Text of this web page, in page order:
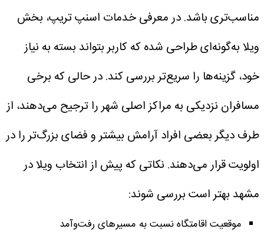
مناسب‌تری باشد.در معرفی خدمات اسنپ تریپ، بخش
ویلا به‌گونه‌ای طراحی شده که کاربر بتواند بسته به نیاز
خود، گزینه‌ها را سریع‌تر بررسی کند. در حالی که برخی
مسافران نزدیکی به مراکز اصلی شهر را ترجیح می‌دهند، از
طرف دیگر بعضی افراد آرامش بیشتر و فضای بزرگ‌تر را در
اولویت قرار می‌دهند. نکاتی که پیش از انتخاب ویلا در
مشهد بهتر است بررسی شوند:
موقعیت اقامتگاه نسبت به مسیرهای رفت‌وآمد